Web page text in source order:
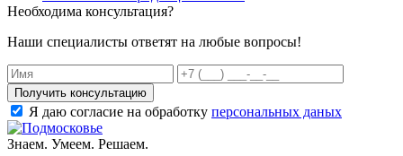
Необходима консультация?
Наши специалисты ответят на любые вопросы!
Получить консультацию
Я даю согласие на обработку персональных даных
Знаем. Умеем. Решаем.